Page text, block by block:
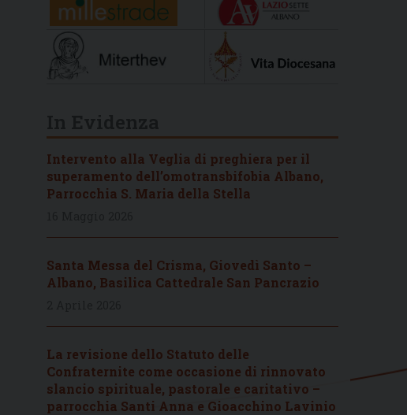
Intervento alla Veglia di preghiera per il
superamento dell’omotransbifobia Albano,
Parrocchia S. Maria della Stella
Santa Messa del Crisma, Giovedì Santo –
Albano, Basilica Cattedrale San Pancrazio
La revisione dello Statuto delle
Confraternite come occasione di rinnovato
slancio spirituale, pastorale e caritativo –
parrocchia Santi Anna e Gioacchino Lavinio